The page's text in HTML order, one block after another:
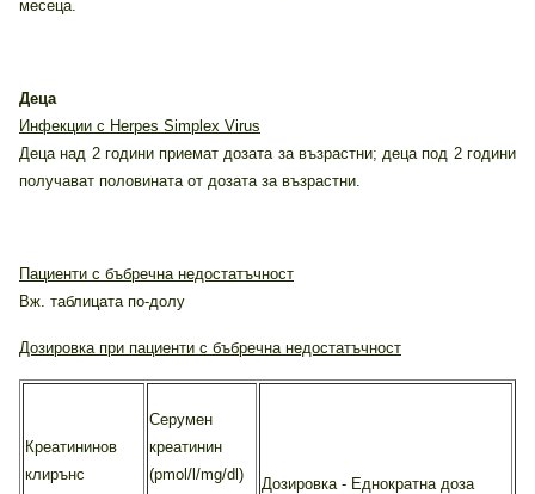
месеца.
Деца
Инфекции с Herpes Simplex Virus
Деца над 2 години приемат дозата за възрастни; деца под 2 години
получават половината от дозата за възрастни.
Пациенти с бъбречна недостатъчност
Вж. таблицата по-долу
Дозировка при пациенти с бъбречна недостатъчност
Креатининов
клирънс
Серумен
креатинин
(pmol/l/mg/dl)
Дозировка - Еднократна доза